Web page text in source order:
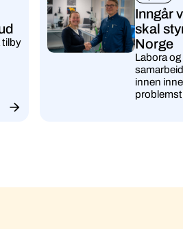
tilby
Inngår
skal
Norge
Labora
innen